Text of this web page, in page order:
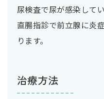
尿検査で尿が感染して
直腸指診で前立腺に炎
ります。
治療方法